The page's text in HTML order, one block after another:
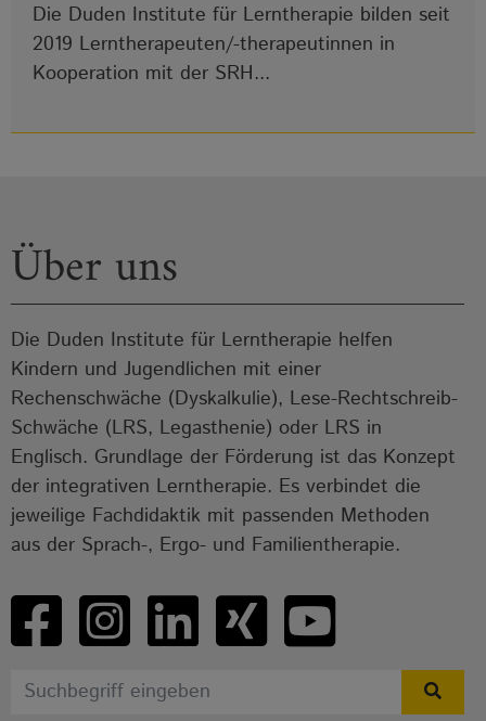
Die Duden Institute für Lerntherapie bilden seit
2019 Lerntherapeuten/-therapeutinnen in
Kooperation mit der SRH...
Über uns
Die Duden Institute für Lerntherapie helfen
Kindern und Jugendlichen mit einer
Rechenschwäche (Dyskalkulie), Lese-Rechtschreib-
Schwäche (LRS, Legasthenie) oder LRS in
Englisch. Grundlage der Förderung ist das Konzept
der integrativen Lerntherapie. Es verbindet die
jeweilige Fachdidaktik mit passenden Methoden
aus der Sprach-, Ergo- und Familientherapie.